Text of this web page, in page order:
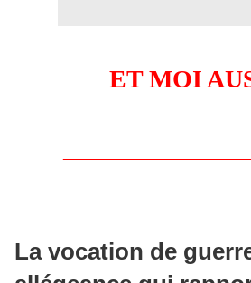
ET MOI
La vocation de